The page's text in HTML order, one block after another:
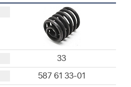
33
587 61 33-01